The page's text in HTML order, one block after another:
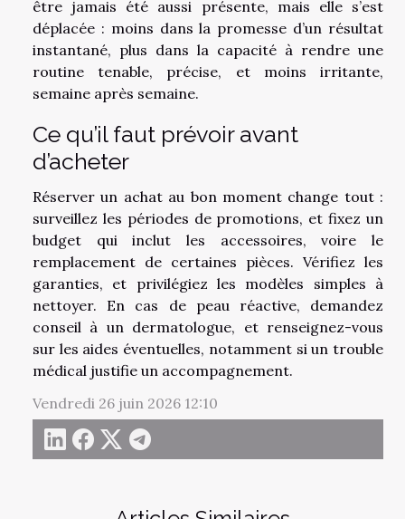
être jamais été aussi présente, mais elle s’est
déplacée : moins dans la promesse d’un résultat
instantané, plus dans la capacité à rendre une
routine tenable, précise, et moins irritante,
semaine après semaine.
Ce qu’il faut prévoir avant
d’acheter
Réserver un achat au bon moment change tout :
surveillez les périodes de promotions, et fixez un
budget qui inclut les accessoires, voire le
remplacement de certaines pièces. Vérifiez les
garanties, et privilégiez les modèles simples à
nettoyer. En cas de peau réactive, demandez
conseil à un dermatologue, et renseignez-vous
sur les aides éventuelles, notamment si un trouble
médical justifie un accompagnement.
Vendredi 26 juin 2026 12:10